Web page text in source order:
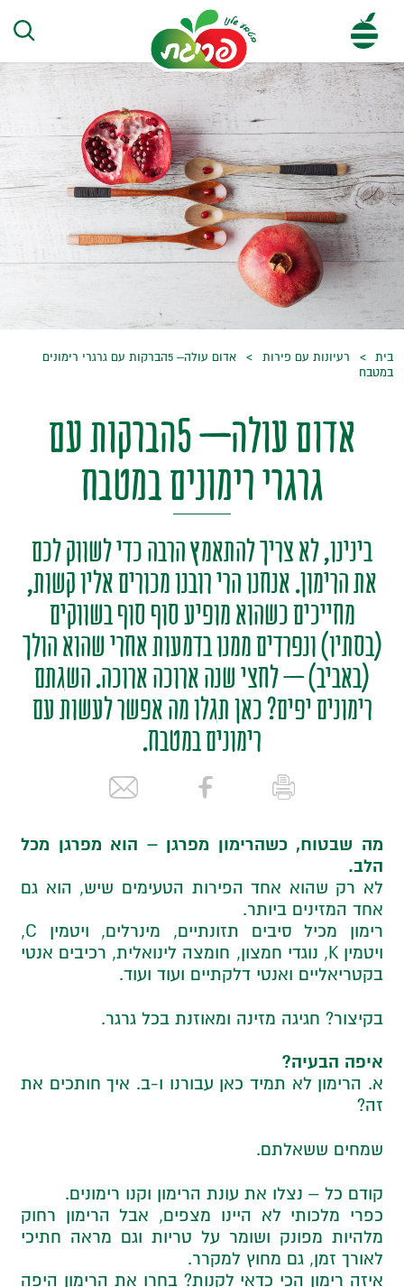
בית רעיונות עם פירות
אדום עולה– 5הברקות עם גרגרי רימונים
במטבח
אדום עולה– 5הברקות עם
גרגרי רימונים במטבח
בינינו, לא צריך להתאמץ הרבה כדי לשווק לכם
את הרימון. אנחנו הרי רובנו מכורים אליו קשות,
מחייכים כשהוא מופיע סוף סוף בשווקים
(בסתיו) ונפרדים ממנו בדמעות אחרי שהוא הולך
(באביב) – לחצי שנה ארוכה ארוכה. השגתם
רימונים יפים? כאן תגלו מה אפשר לעשות עם
רימונים במטבח.
מה שבטוח, כשהרימון מפרגן – הוא מפרגן מכל
הלב.
לא רק שהוא אחד הפירות הטעימים שיש, הוא גם
אחד המזינים ביותר.
רימון מכיל סיבים תזונתיים, מינרלים, ויטמין C,
ויטמין K, נוגדי חמצון, חומצה לינואלית, רכיבים אנטי
בקטריאליים ואנטי דלקתיים ועוד ועוד.
בקיצור? חגיגה מזינה ומאוזנת בכל גרגר.
איפה הבעיה?
א. הרימון לא תמיד כאן עבורנו ו-ב. איך חותכים את
זה?
שמחים ששאלתם.
קודם כל – נצלו את עונת הרימון וקנו רימונים.
כפרי מלכותי לא היינו מצפים, אבל הרימון רחוק
מלהיות מפונק ושומר על טריות וגם מראה חתיכי
לאורך זמן, גם מחוץ למקרר.
איזה רימון הכי כדאי לקנות? בחרו את הרימון היפה